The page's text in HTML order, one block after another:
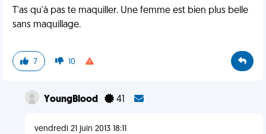
T'as qu'à pas te maquiller. Une femme est bien plus belle
sans maquillage.
7 10
YoungBlood 41
vendredi 21 juin 2013 18:11